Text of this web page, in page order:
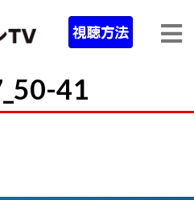
41